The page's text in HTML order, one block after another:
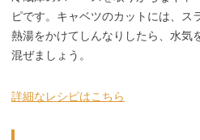
ピです。キャベツのカットには、ス
熱湯をかけてしんなりしたら、水気
混ぜましょう。
詳細なレシピはこちら